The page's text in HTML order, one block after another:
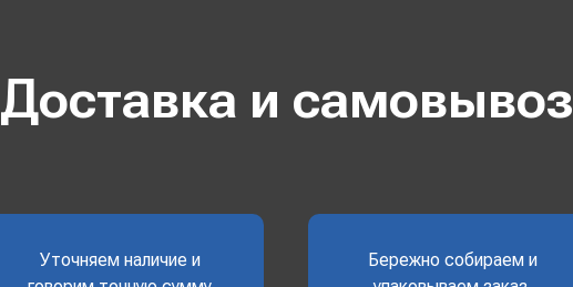
Доставка и самовывоз
Уточняем наличие и
Бережно собираем и